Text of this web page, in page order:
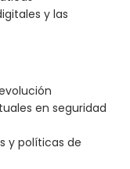
y las
en seguridad
y políticas de